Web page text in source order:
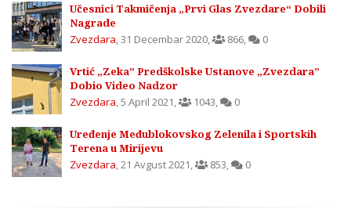
Učesnici Takmičenja „Prvi Glas Zvezdare“ Dobili
Nagrade
Zvezdara,31 Decembar 2020, 866, 0
Vrtić „Zeka” Predškolske Ustanove „Zvezdara”
Dobio Video Nadzor
Zvezdara,5 April 2021, 1043, 0
Uređenje Međublokovskog Zelenila i Sportskih
Terena u Mirijevu
Zvezdara,21 Avgust 2021, 853, 0